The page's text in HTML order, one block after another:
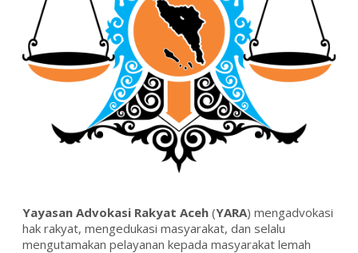
Yayasan Advokasi Rakyat Aceh (YARA) mengadvokasi
hak rakyat, mengedukasi masyarakat, dan selalu
mengutamakan pelayanan kepada masyarakat lemah